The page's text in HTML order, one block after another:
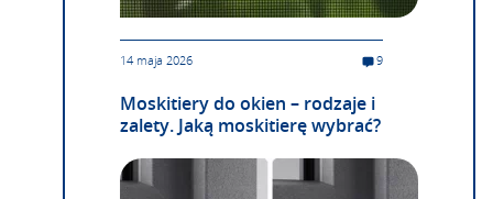
14 maja 2026 9
Moskitiery do okien – rodzaje i
zalety. Jaką moskitierę wybrać?